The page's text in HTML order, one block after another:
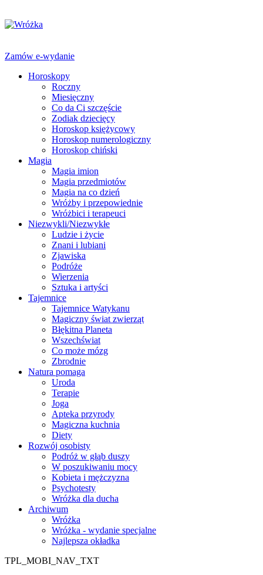
Zamów e-wydanie
Horoskopy
Roczny
Miesięczny
Co da Ci szczęście
Zodiak dziecięcy
Horoskop księżycowy
Horoskop numerologiczny
Horoskop chiński
Magia
Magia imion
Magia przedmiotów
Magia na co dzień
Wróżby i przepowiednie
Wróżbici i terapeuci
Niezwykli/Niezwykłe
Ludzie i życie
Znani i lubiani
Zjawiska
Podróże
Wierzenia
Sztuka i artyści
Tajemnice
Tajemnice Watykanu
Magiczny świat zwierząt
Błękitna Planeta
Wszechświat
Co może mózg
Zbrodnie
Natura pomaga
Uroda
Terapie
Joga
Apteka przyrody
Magiczna kuchnia
Diety
Rozwój osobisty
Podróż w głąb duszy
W poszukiwaniu mocy
Kobieta i mężczyzna
Psychotesty
Wróżka dla ducha
Archiwum
Wróżka
Wróżka - wydanie specjalne
Najlepsza okładka
TPL_MOBI_NAV_TXT